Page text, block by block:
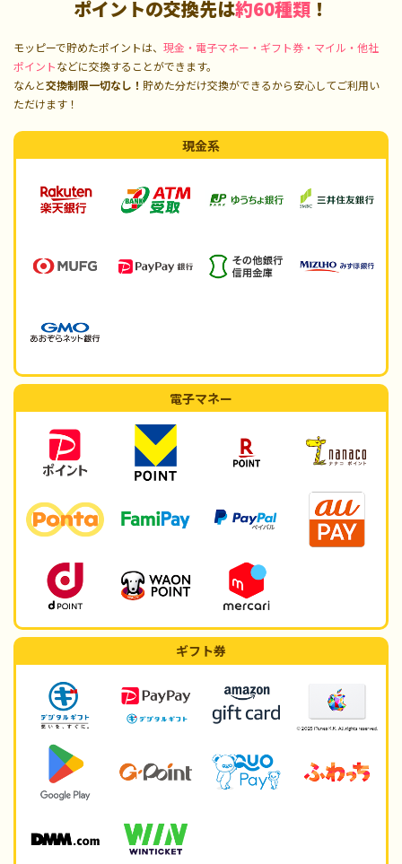
ポイントの交換先は約60種類 ！
モッピーで貯めたポイントは、 現金・電子マネー・ギフト券・マイル・他社
ポイントなどに交換することができます。
なんと交換制限一切なし！ 貯めた分だけ交換ができるから安心してご利用い
ただけます！
現金系
電子マネー
ギフト券